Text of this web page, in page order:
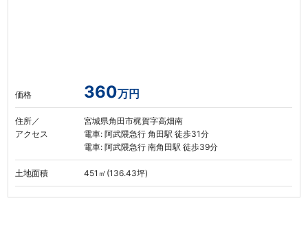
価格 360万円
住所／
アクセス
宮城県角田市梶賀字高畑南
電車: 阿武隈急行 角田駅 徒歩31分
電車: 阿武隈急行 南角田駅 徒歩39分
土地面積 451㎡(136.43坪)